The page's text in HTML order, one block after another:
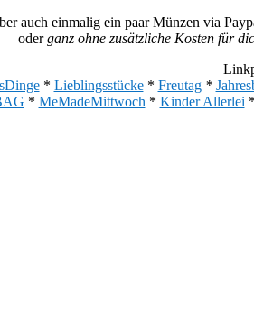
auch einmalig ein paar Münzen via
oderganz ohne zusätzliche Kosten für
* Lieblingsstücke* Freutag*
* MeMadeMittwoch * Kinder Allerlei *